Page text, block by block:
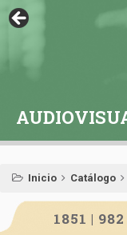
Inicio Catálogo
1851 |